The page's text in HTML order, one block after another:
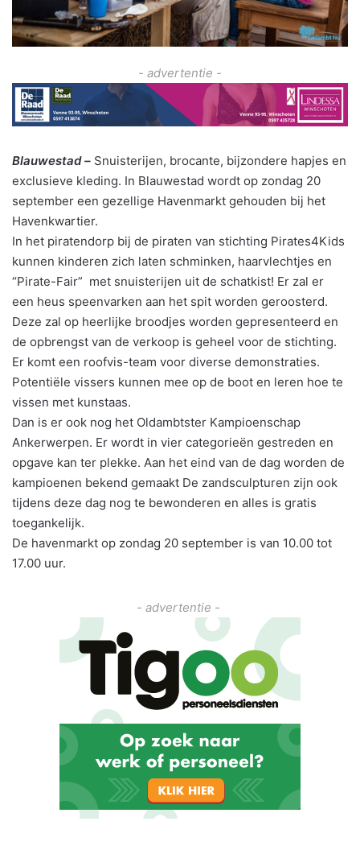
- advertentie -
Blauwestad – Snuisterijen, brocante, bijzondere hapjes en
exclusieve kleding. In Blauwestad wordt op zondag 20
september een gezellige Havenmarkt gehouden bij het
Havenkwartier.
In het piratendorp bij de piraten van stichting Pirates4Kids
kunnen kinderen zich laten schminken, haarvlechtjes en
“Pirate-Fair” met snuisterijen uit de schatkist! Er zal er
een heus speenvarken aan het spit worden geroosterd.
Deze zal op heerlijke broodjes worden gepresenteerd en
de opbrengst van de verkoop is geheel voor de stichting.
Er komt een roofvis-team voor diverse demonstraties.
Potentiële vissers kunnen mee op de boot en leren hoe te
vissen met kunstaas.
Dan is er ook nog het Oldambtster Kampioenschap
Ankerwerpen. Er wordt in vier categorieën gestreden en
opgave kan ter plekke. Aan het eind van de dag worden de
kampioenen bekend gemaakt De zandsculpturen zijn ook
tijdens deze dag nog te bewonderen en alles is gratis
toegankelijk.
De havenmarkt op zondag 20 september is van 10.00 tot
17.00 uur.
- advertentie -